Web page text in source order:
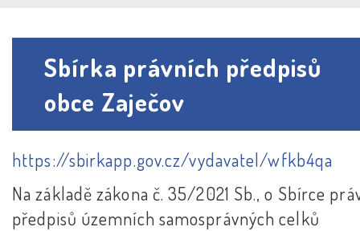
Sbírka právních předpisů
obce Zaječov
https://sbirkapp.gov.cz/vydavatel/wfkb4qa
Na základě zákona č. 35/2021 Sb., o Sbírce
předpisů územních samosprávných celků